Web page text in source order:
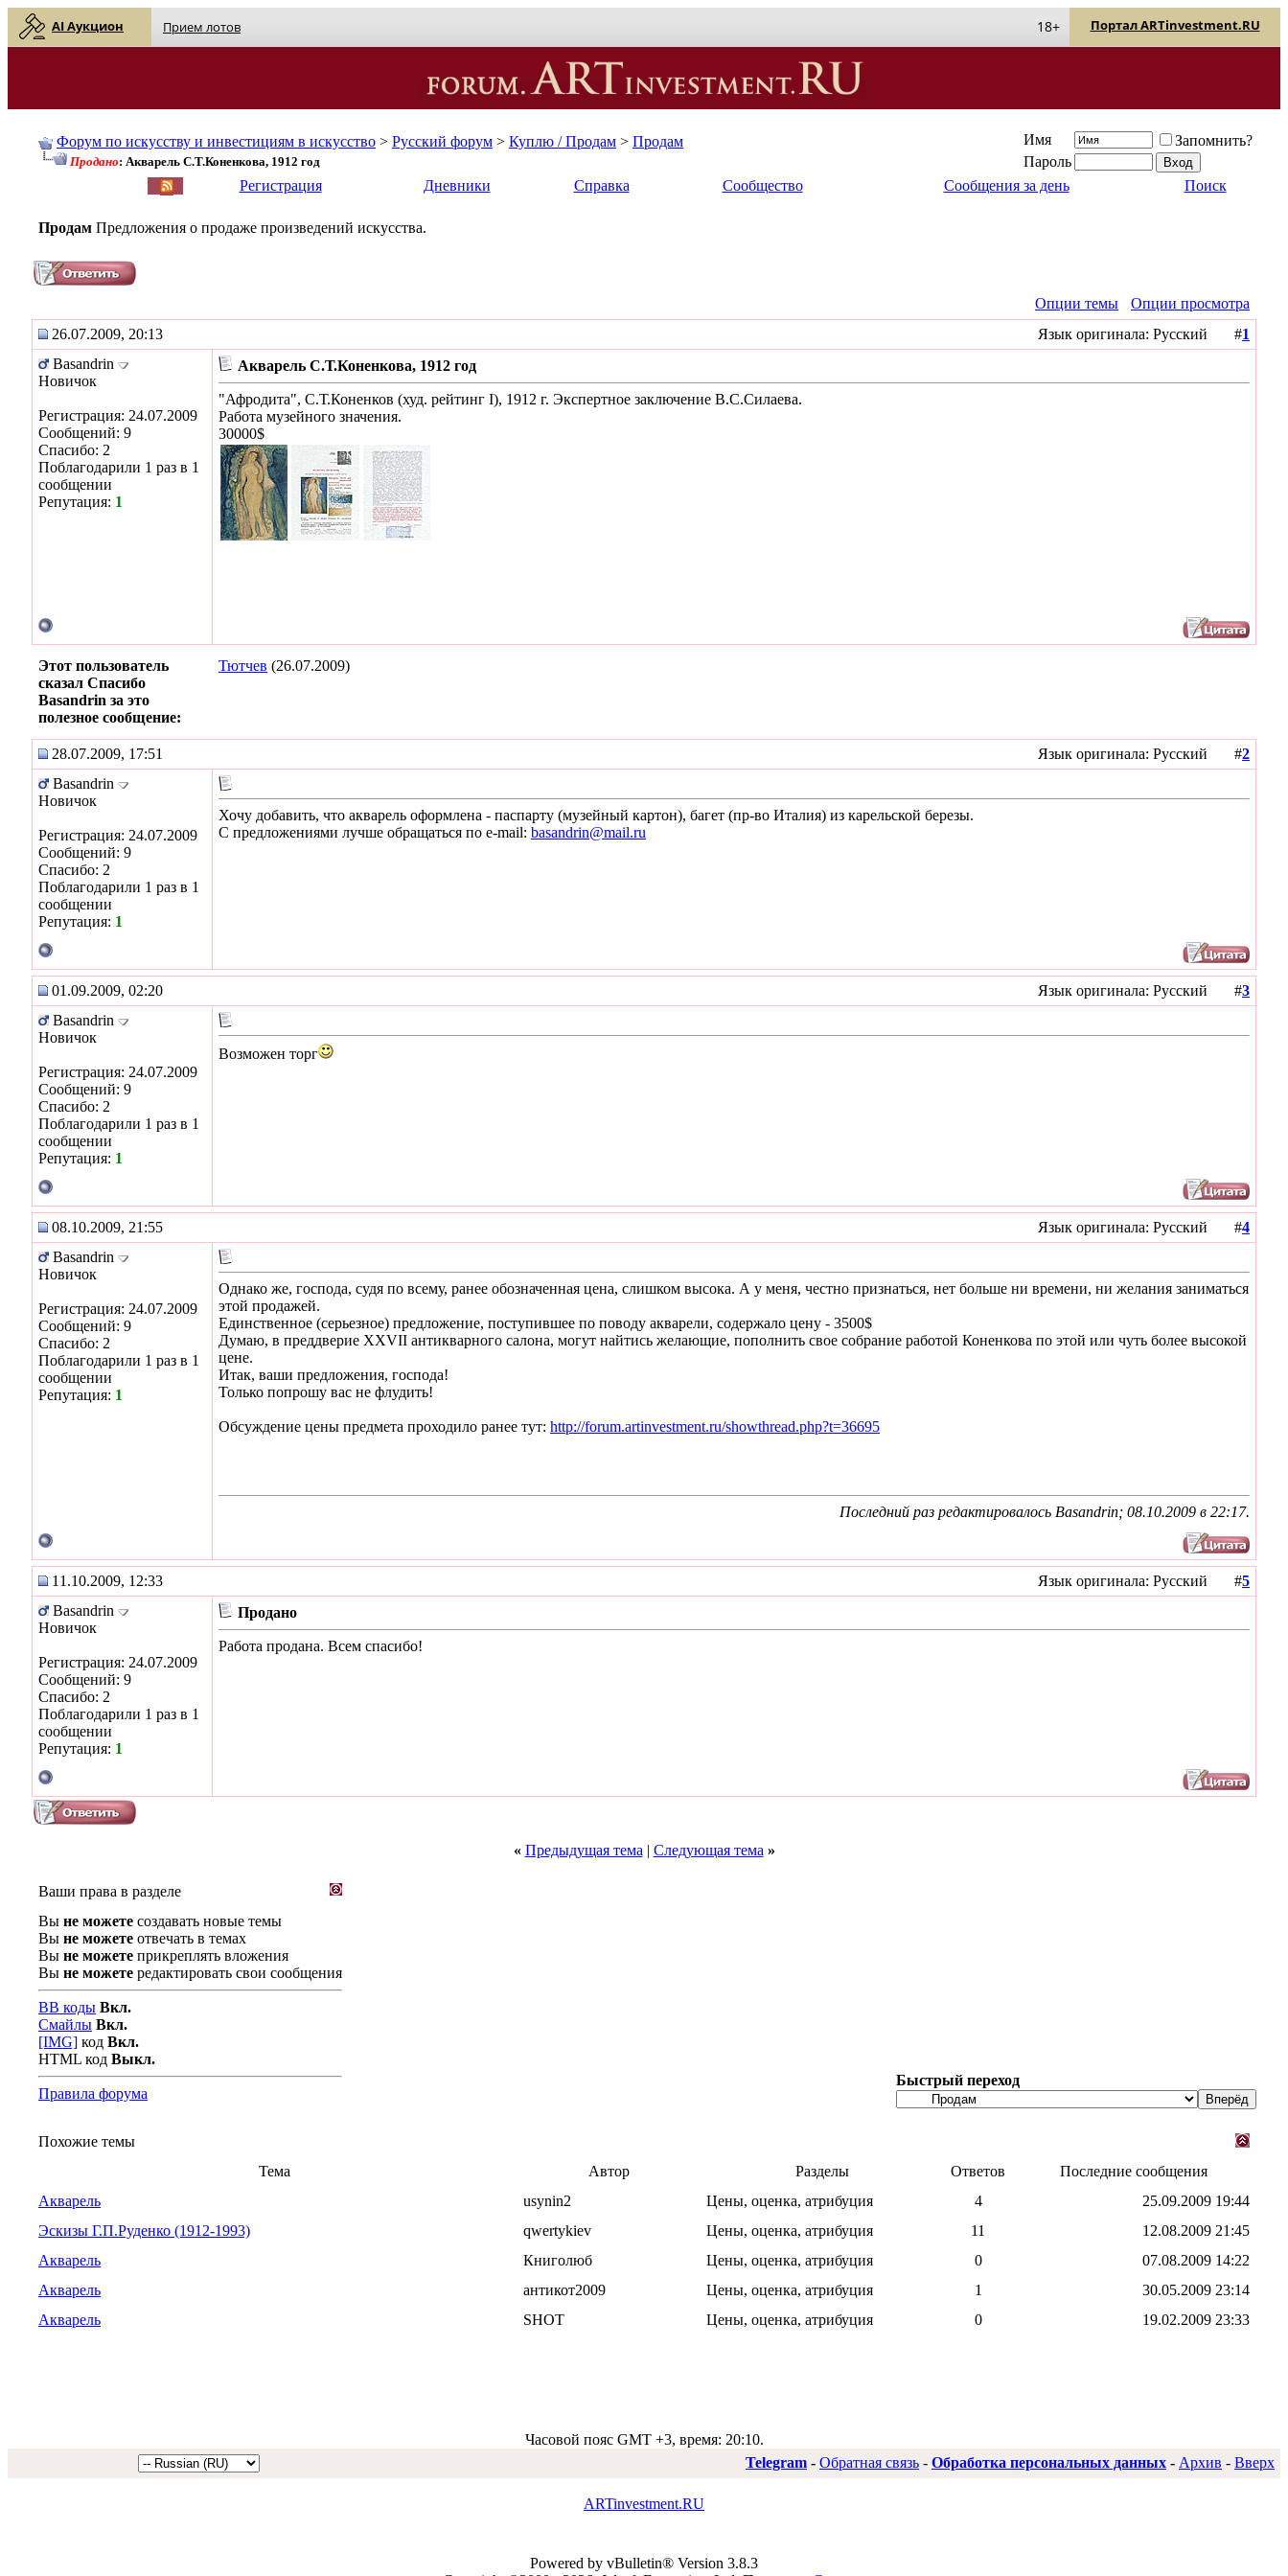
AI Аукцион Прием лотов Портал ARTinvestment.RU
18+
Форум по искусству и инвестициям в искусство > Русский форум > Куплю / Продам > Продам
Продано: Акварель С.Т.Коненкова, 1912 год
Имя
Запомнить?
Пароль
Регистрация Дневники Справка Сообщество Сообщения за день Поиск
Продам Предложения о продаже произведений искусства.
Опции темы
Опции просмотра
26.07.2009, 20:13
Язык оригинала: Русский #1
Basandrin
Новичок
Регистрация: 24.07.2009
Сообщений: 9
Спасибо: 2
Поблагодарили 1 раз в 1
сообщении
Репутация: 1
Акварель С.Т.Коненкова, 1912 год
"Афродита", С.Т.Коненков (худ. рейтинг I), 1912 г. Экспертное заключение В.С.Силаева.
Работа музейного значения.
30000$
Этот пользователь
сказал Спасибо
Basandrin за это
полезное сообщение:
Тютчев (26.07.2009)
28.07.2009, 17:51 Язык оригинала: Русский #2
Basandrin
Новичок
Регистрация: 24.07.2009
Сообщений: 9
Спасибо: 2
Поблагодарили 1 раз в 1
сообщении
Репутация: 1
Хочу добавить, что акварель оформлена - паспарту (музейный картон), багет (пр-во Италия) из карельской березы.
С предложениями лучше обращаться по e-mail: basandrin@mail.ru
01.09.2009, 02:20 Язык оригинала: Русский #3
Basandrin
Новичок
Регистрация: 24.07.2009
Сообщений: 9
Спасибо: 2
Поблагодарили 1 раз в 1
сообщении
Репутация: 1
Возможен торг
08.10.2009, 21:55 Язык оригинала: Русский #4
Basandrin
Новичок
Регистрация: 24.07.2009
Сообщений: 9
Спасибо: 2
Поблагодарили 1 раз в 1
сообщении
Репутация: 1
Однако же, господа, судя по всему, ранее обозначенная цена, слишком высока. А у меня, честно признаться, нет больше ни времени, ни желания заниматься
этой продажей.
Единственное (серьезное) предложение, поступившее по поводу акварели, содержало цену - 3500$
Думаю, в преддверие XXVII антикварного салона, могут найтись желающие, пополнить свое собрание работой Коненкова по этой или чуть более высокой
цене.
Итак, ваши предложения, господа!
Только попрошу вас не флудить!
Обсуждение цены предмета проходило ранее тут: http://forum.artinvestment.ru/showthread.php?t=36695
Последний раз редактировалось Basandrin; 08.10.2009 в 22:17.
11.10.2009, 12:33 Язык оригинала: Русский #5
Basandrin
Новичок
Регистрация: 24.07.2009
Сообщений: 9
Спасибо: 2
Поблагодарили 1 раз в 1
сообщении
Репутация: 1
Продано
Работа продана. Всем спасибо!
« Предыдущая тема | Следующая тема »
Ваши права в разделе
Вы не можете создавать новые темы
Вы не можете отвечать в темах
Вы не можете прикреплять вложения
Вы не можете редактировать свои сообщения
BB коды Вкл.
Смайлы Вкл.
[IMG] код Вкл.
HTML код Выкл.
Правила форума
Быстрый переход
Похожие темы
Тема
Автор Разделы Ответов
Последние сообщения
Акварель
usynin2 Цены, оценка, атрибуция 4 25.09.2009 19:44
Эскизы Г.П.Руденко (1912-1993)
qwertykiev Цены, оценка, атрибуция 11 12.08.2009 21:45
Акварель
Книголюб Цены, оценка, атрибуция 0 07.08.2009 14:22
Акварель
антикот2009 Цены, оценка, атрибуция 1 30.05.2009 23:14
Акварель
SHOT Цены, оценка, атрибуция 0 19.02.2009 23:33
Часовой пояс GMT +3, время: 20:10.
Telegram - Обратная связь - Обработка персональных данных - Архив - Вверх
ARTinvestment.RU
Powered by vBulletin® Version 3.8.3